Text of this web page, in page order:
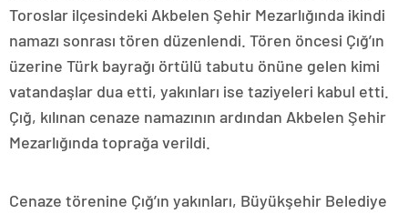
Toroslar ilçesindeki Akbelen Şehir Mezarlığında ikindi
namazı sonrası tören düzenlendi. Tören öncesi Çığ’ın
üzerine Türk bayrağı örtülü tabutu önüne gelen kimi
vatandaşlar dua etti, yakınları ise taziyeleri kabul etti.
Çığ, kılınan cenaze namazının ardından Akbelen Şehir
Mezarlığında toprağa verildi.
Cenaze törenine Çığ’ın yakınları, Büyükşehir Belediye